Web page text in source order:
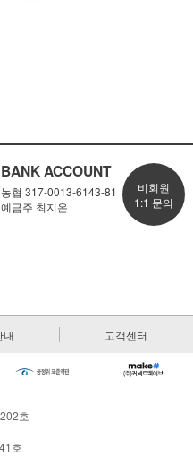
BANK ACCOUNT
농협 317-0013-6143-81
예금주 최지온
비회원
1:1 문의
내 고객센터
호
호